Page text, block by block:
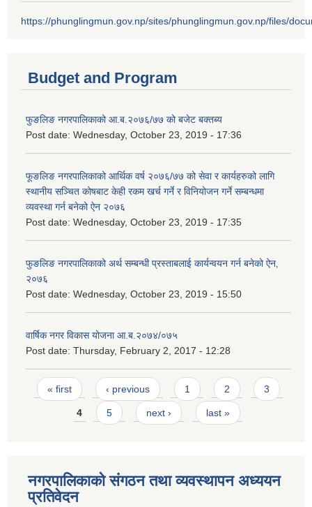
https://phunglingmun.gov.np/sites/phunglingmun.gov.np/files/
Budget and Program
फुङलिङ नगरपालिकाको आ.ब.२०७६/७७ को बजेट बक्तब्य
Post date: Wednesday, October 23, 2019 - 17:36
फूङलिङ नगरपालिकाको आर्थिक वर्ष २०७६/७७ को सेवा र कार्यहरुको लागि
स्थानीय सञ्चित कोषबाट केही रकम खर्च गर्ने र विनियोजन गर्ने सम्बन्धमा
व्यवस्था गर्न बनेको ऐन २०७६
Post date: Wednesday, October 23, 2019 - 17:35
फुङलिङ नगरपालिकाको अर्थ सम्बन्धी प्रस्ताबलाई कार्यन्वयन गर्न बनेको ऐन‚
२०७६
Post date: Wednesday, October 23, 2019 - 15:50
वार्षिक नगर विकास योजना आ.ब.२०७४/०७५
Post date: Thursday, February 2, 2017 - 12:28
Pages
« first ‹ previous 1 2 3
4 5 next › last »
नगरपालिकाको संगठन तथा व्यवस्थापन अध्ययन
प्रतिवेदन